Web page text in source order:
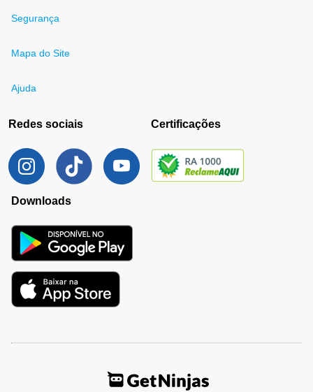
Segurança
Mapa do Site
Ajuda
Redes sociais Certificações
Downloads